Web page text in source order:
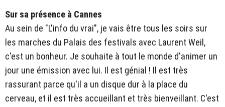
Sur sa présence à Cannes
Au sein de "L'info du vrai", je vais être tous les soirs sur
les marches du Palais des festivals avec Laurent Weil,
c'est un bonheur. Je souhaite à tout le monde d'animer un
jour une émission avec lui. Il est génial ! Il est très
rassurant parce qu'il a un disque dur à la place du
cerveau, et il est très accueillant et très bienveillant. C'est